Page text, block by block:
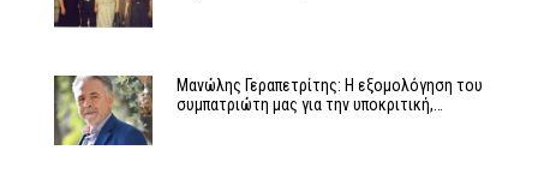
Μανώλης Γεραπετρίτης: Η εξομολόγηση του
συμπατριώτη μας για την υποκριτική,…